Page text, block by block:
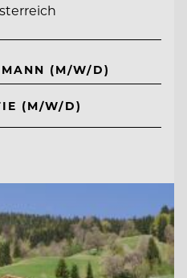
(M/W/D)
(M/W/D)